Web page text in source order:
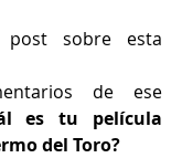
sobre esta
de ese
es tu película
del Toro?